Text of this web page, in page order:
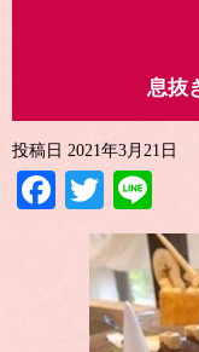
息抜
投稿日 2021年3月21日
Facebook
Twitter